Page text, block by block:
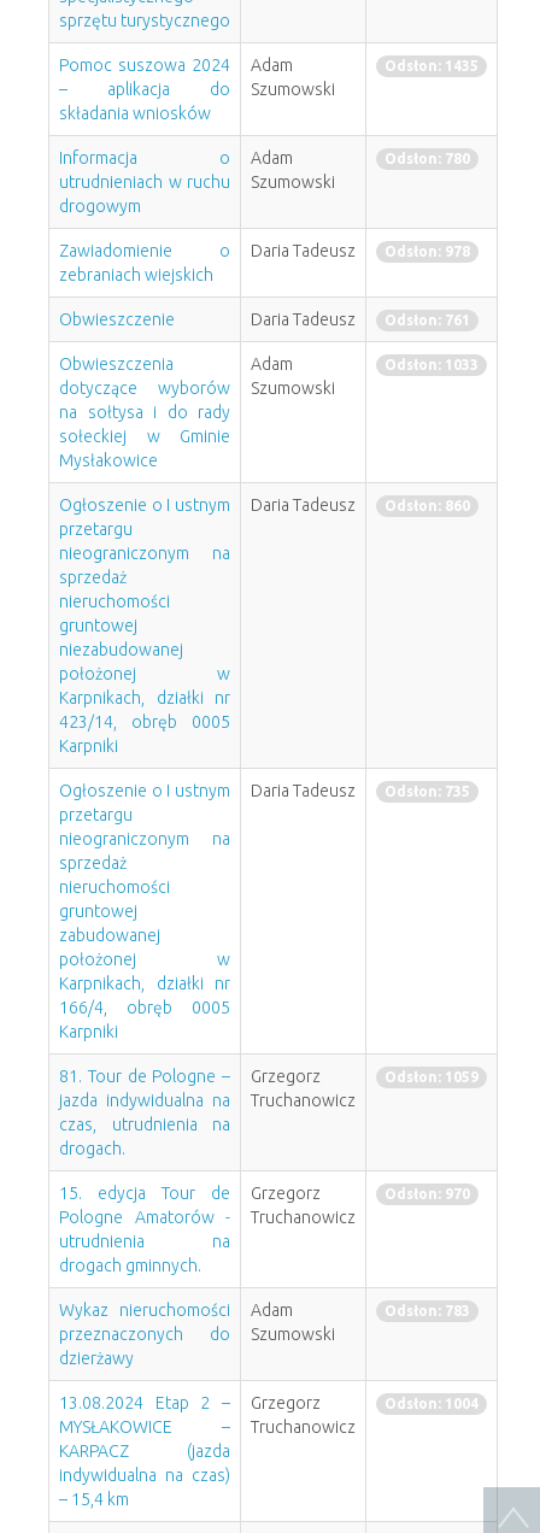
sprzętu turystycznego
Pomoc suszowa 2024
– aplikacja do
składania wniosków
Adam
Szumowski
Odsłon: 1435
Informacja o
utrudnieniach w ruchu
drogowym
Adam
Szumowski
Odsłon: 780
Zawiadomienie o
zebraniach wiejskich
Daria Tadeusz Odsłon: 978
Obwieszczenie Daria Tadeusz Odsłon: 761
Obwieszczenia
dotyczące wyborów
na sołtysa i do rady
sołeckiej w Gminie
Mysłakowice
Adam
Szumowski
Odsłon: 1033
Ogłoszenie o I ustnym
przetargu
nieograniczonym na
sprzedaż
nieruchomości
gruntowej
niezabudowanej
położonej w
Karpnikach, działki nr
423/14, obręb 0005
Karpniki
Daria Tadeusz Odsłon: 860
Ogłoszenie o I ustnym
przetargu
nieograniczonym na
sprzedaż
nieruchomości
gruntowej
zabudowanej
położonej w
Karpnikach, działki nr
166/4, obręb 0005
Karpniki
Daria Tadeusz Odsłon: 735
81. Tour de Pologne –
jazda indywidualna na
czas, utrudnienia na
drogach.
Grzegorz
Truchanowicz
Odsłon: 1059
15. edycja Tour de
Pologne Amatorów -
utrudnienia na
drogach gminnych.
Grzegorz
Truchanowicz
Odsłon: 970
Wykaz nieruchomości
przeznaczonych do
dzierżawy
Adam
Szumowski
Odsłon: 783
13.08.2024 Etap 2 –
MYSŁAKOWICE –
KARPACZ (jazda
indywidualna na czas)
– 15,4 km
Grzegorz
Truchanowicz
Odsłon: 1004